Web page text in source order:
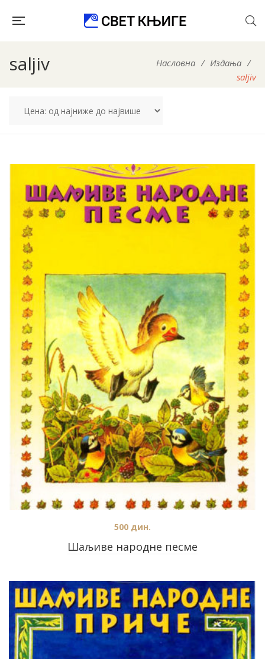
saljiv Насловна / Издања /
saljiv
Шаљиве народне песме
500 дин.